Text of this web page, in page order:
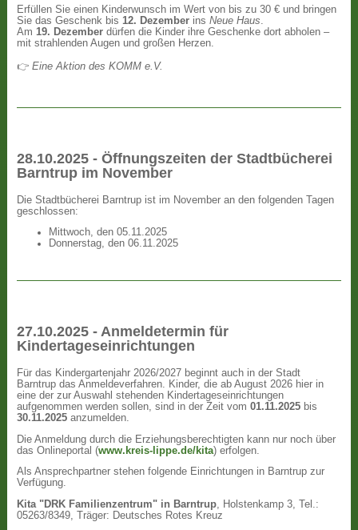
Erfüllen Sie einen Kinderwunsch im Wert von bis zu 30 € und bringen
Sie das Geschenk bis12. Dezember insNeue Haus.
Am19. Dezember dürfen die Kinder ihre Geschenke dort abholen –
mit strahlenden Augen und großen Herzen.
👉Eine Aktion des KOMM e.V.
28.10.2025 - Öffnungszeiten der Stadtbücherei
Barntrup im November
Die Stadtbücherei Barntrup ist im November an den folgenden Tagen
geschlossen:
Mittwoch, den 05.11.2025
Donnerstag, den 06.11.2025
27.10.2025 - Anmeldetermin für
Kindertageseinrichtungen
Für das Kindergartenjahr 2026/2027 beginnt auch in der Stadt
Barntrup das Anmeldeverfahren. Kinder, die ab August 2026 hier in
eine der zur Auswahl stehenden Kindertageseinrichtungen
aufgenommen werden sollen, sind in der Zeit vom01.11.2025 bis
30.11.2025 anzumelden.
Die Anmeldung durch die Erziehungsberechtigten kann nur noch über
das Onlineportal (www.kreis-lippe.de/kita) erfolgen.
Als Ansprechpartner stehen folgende Einrichtungen in Barntrup zur
Verfügung.
Kita "DRK Familienzentrum" in Barntrup , Holstenkamp 3, Tel.:
05263/8349, Träger: Deutsches Rotes Kreuz